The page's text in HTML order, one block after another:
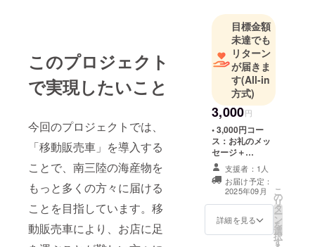
このプロジェクト
で実現したいこと
今回のプロジェクトでは、
「移動販売車」を導入する
ことで、南三陸の海産物を
もっと多くの方々に届ける
ことを目指しています。移
動販売車により、お店に足
をもっと多
くの人に届
けたいと思
い、毎日宮
城から直接
仕入れた新
鮮な魚介類
を、山形・
置賜地域で
販売してい
ます。
「新鮮な海
の幸をもっ
と身近
目標金額
未達でも
リターン
が届きま
す(All-in
方式)
3,000円
• 3,000円コー
ス：お礼のメッ
セージ＋
Instagramでお
名前紹介 ・掲載
期間：事業が存
続する限り掲載
・掲載方法：文
字のみ ・注意事
支援者：1人
お届け予定：
2025年09月
詳細を見る
こ
の
リ
タ
ー
ン
を
選
択
す